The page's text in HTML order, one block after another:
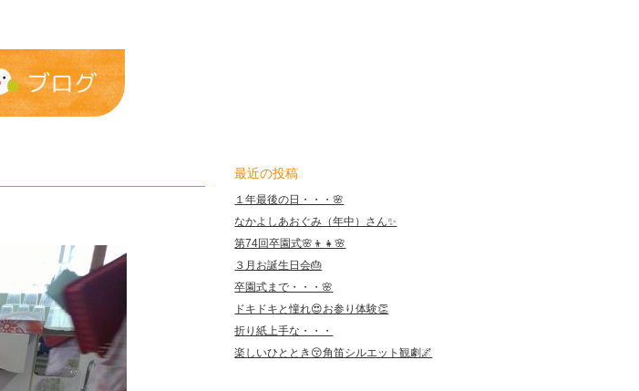
ブログ
最近の投稿
１年最後の日・・・🌸
なかよしあおぐみ（年中）さん✨
第74回卒園式🌸👦👧🌸
３月お誕生日会🎂
卒園式まで・・・🌸
ドキドキと憧れ😍お参り体験👏
折り紙上手な・・・
楽しいひととき😚角笛シルエット観劇🌌